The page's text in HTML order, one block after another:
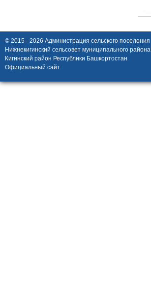
© 2015 - 2026 Администрация сельского поселения
Нижнекигинский сельсовет муниципального района
Кигинский район Республики Башкортостан
Официальный сайт.